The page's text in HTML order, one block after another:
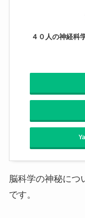
４０人の神経科
脳科学の神秘につ
です。